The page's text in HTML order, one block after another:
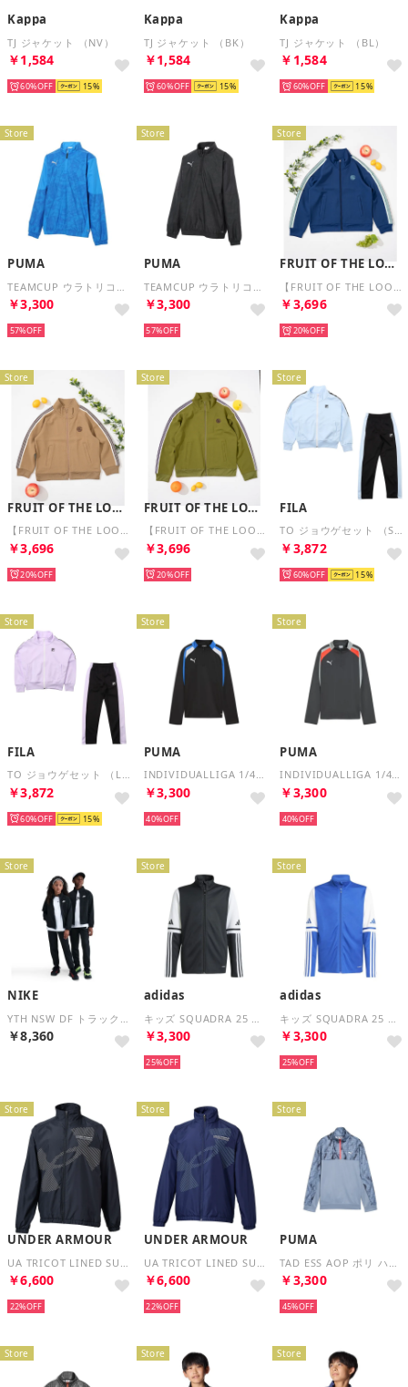
Kappa
TJ ジャケット （NV）
￥1,584
60% 15
Kappa
TJ ジャケット （BK）
￥1,584
60% 15
Kappa
TJ ジャケット （BL）
￥1,584
60% 15
Store
PUMA
￥3,300
57%
Store
PUMA
￥3,300
57%
Store
FRUIT OF THE LOOM
￥3,696
20%
Store
FRUIT OF THE LOOM
【FRUIT OF THE LOOM】トラックジャケット / キッズ / スポーティー / ユニセックス （ベージュ）
￥3,696
20%
Store
FRUIT OF THE LOOM
【FRUIT OF THE LOOM】トラックジャケット / キッズ / スポーティー / ユニセックス （グリーン）
￥3,696
20%
Store
FILA
TO ジョウゲセット （SAX）
￥3,872
60% 15
Store
FILA
TO ジョウゲセット （LAV）
￥3,872
60% 15
Store
PUMA
INDIVIDUALLIGA 1/4 ジップ トップ （BLACK-WHITE）
￥3,300
40%
Store
PUMA
INDIVIDUALLIGA 1/4 ジップ トップ （SHADOW GRAY-WHITE）
￥3,300
40%
Store
NIKE
￥8,360
Store
adidas
￥3,300
25%
Store
adidas
￥3,300
25%
Store
UNDER ARMOUR
￥6,600
22%
Store
UNDER ARMOUR
￥6,600
22%
Store
PUMA
￥3,300
45%
Store Store Store